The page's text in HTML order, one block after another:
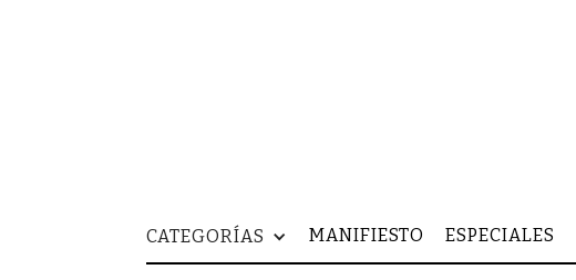
CATEGORÍAS MANIFIESTO ESPECIALES